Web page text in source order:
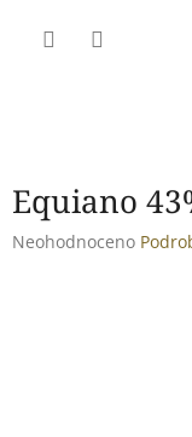
Equiano
Průměrné
Neohodnoceno